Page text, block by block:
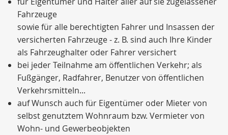
Fahrzeuge
sowie für alle berechtigten Fahrer und Insassen der
versicherten Fahrzeuge - z. B. sind auch Ihre Kinder
als Fahrzeughalter oder Fahrer versichert
bei jeder Teilnahme am öffentlichen Verkehr; als
Fußgänger, Radfahrer, Benutzer von öffentlichen
Verkehrsmitteln...
auf Wunsch auch für Eigentümer oder Mieter von
selbst genutztem Wohnraum bzw. Vermieter von
Wohn- und Gewerbeobjekten